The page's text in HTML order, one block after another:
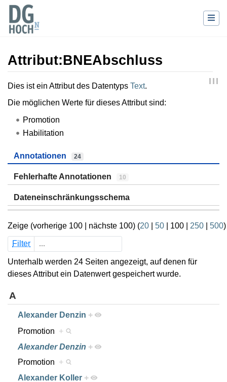
Attribut:BNEAbschluss
Wechseln zu:Navigation,Suche
Dies ist ein Attribut des Datentyps Text.
Die möglichen Werte für dieses Attribut sind:
Promotion
Habilitation
Annotationen 24
Fehlerhafte Annotationen 10
Dateneinschränkungsschema
Zeige (vorherige 100 nächste 100) (20 50 100 250 500)
Filter
Unterhalb werden 24 Seiten angezeigt, auf denen für
dieses Attribut ein Datenwert gespeichert wurde.
A
Alexander Denzin +
Promotion +
Alexander Denzin +
Promotion +
Alexander Koller +